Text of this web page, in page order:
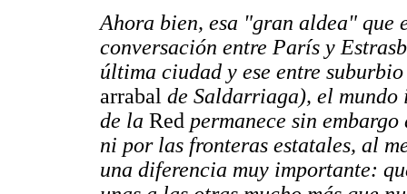
Ahora bien, esa "gran aldea" que
conversación entre París y
última ciudad y ese entre
arrabal de Saldarriaga), el
de la Red permanece sin
ni por las fronteras estatales, al
una diferencia muy importante: